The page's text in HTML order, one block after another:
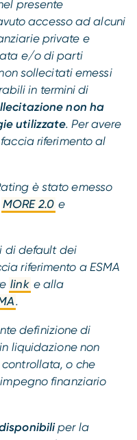
presente
accesso ad alcuni
private e
e/o di parti
sollecitati emessi
in termini di
non ha
utilizzate. Per avere
riferimento al
è stato emesso
MORE 2.0 e
di default dei
riferimento a ESMA
link e alla
.
definizione di
liquidazione non
o che
finanziario
per la